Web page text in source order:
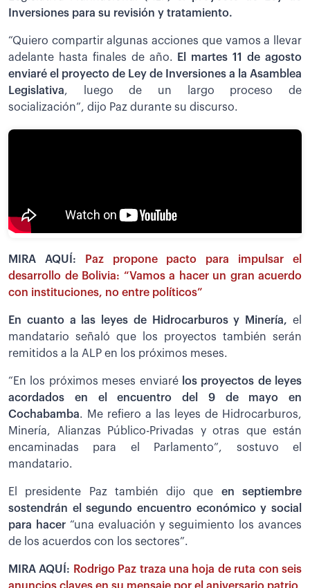
Inversiones para su revisión y tratamiento.
“Quiero compartir algunas acciones que vamos a llevar
adelante hasta finales de año.
El martes 11 de agosto
enviaré el proyecto de Ley de Inversiones a la Asamblea
Legislativa, luego de un largo proceso de
socialización”, dijo Paz durante su discurso.
MIRA AQUÍ:
Paz propone pacto para impulsar el
desarrollo de Bolivia: “Vamos a hacer un gran acuerdo
con instituciones, no entre políticos”
En cuanto a las leyes de Hidrocarburos y Minería, el
mandatario señaló que los proyectos también serán
remitidos a la ALP en los próximos meses.
“En los próximos meses enviaré los proyectos de leyes
acordados en el encuentro del 9 de mayo en
Cochabamba. Me refiero a las leyes de Hidrocarburos,
Minería, Alianzas Público-Privadas y otras que están
encaminadas para el Parlamento”, sostuvo el
mandatario.
El presidente Paz también dijo que en septiembre
sostendrán el segundo encuentro económico y social
para hacer“una evaluación y seguimiento los avances
de los acuerdos con los sectores”.
MIRA AQUÍ: Rodrigo Paz traza una hoja de ruta con seis
anuncios claves en su mensaje por el aniversario patrio